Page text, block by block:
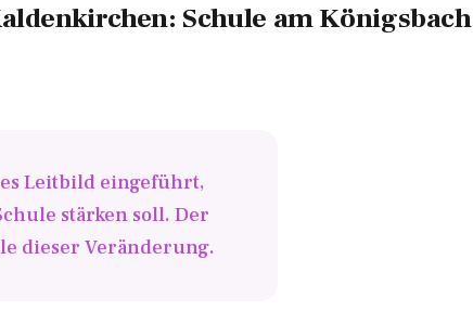
Schule am Königsbach
Leitbild eingeführt,
stärken soll. Der
dieser Veränderung.